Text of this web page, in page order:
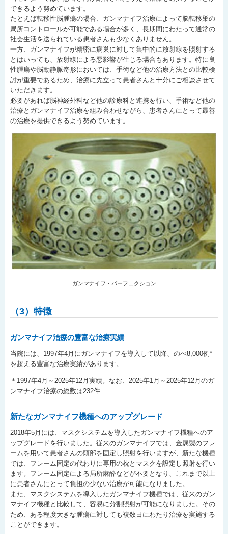
できるよう努めています。
たとえば転移性脳腫瘍の場合、ガンマナイフ治療によって脳転移巣の
局所コントロールが可能である場合が多く、長期間にわたって通常の
社会生活を送られている患者さんも少なくありません。
一方、ガンマナイフが精密に病巣に対して集中的に放射線を照射する
とはいっても、放射線による悪影響が生じる場合もあります。特に良
性腫瘍や脳動静脈奇形においては、手術など他の治療方法との比較検
討が重要であるため、治療に先立って患者さんと十分にご相談させて
いただきます。
必要があれば脳神経外科など他の診療科と連携を行い、手術など他の
治療とガンマナイフ治療を組み合わせながら、患者さんにとって最善
の治療を提供できるよう努めています。
ガンマナイフ・パーフェクション
（3）特徴
ガンマナイフ治療の豊富な治療実績
当院には、1997年4月にガンマナイフを導入して以降、のべ8,000例*
を超える豊富な治療実績があります。
＊1997年4月～2025年12月実績。なお、2025年1月～2025年12月のガ
ンマナイフ治療の総数は232件
新たなガンマナイフ機種へのアップグレード
2018年5月には、マスクシステムを導入したガンマナイフ機種へのア
ップグレードを行いました。従来のガンマナイフでは、金属製のフレ
ームを用いて患者さんの頭部を固定し照射を行いますが、新たな機種
では、フレーム固定の代わりに専用の枕とマスクを設定し照射を行い
ます。フレーム固定による局所麻酔などが不要となり、これまで以上
に患者さんにとって負担の少ない治療が可能になりました。
また、マスクシステムを導入したガンマナイフ機種では、従来のガン
マナイフ機種と比較して、容易に分割照射が可能になりました。その
ため、ある程度大きな腫瘍に対しても複数日にわたり治療を実施する
ことができます。